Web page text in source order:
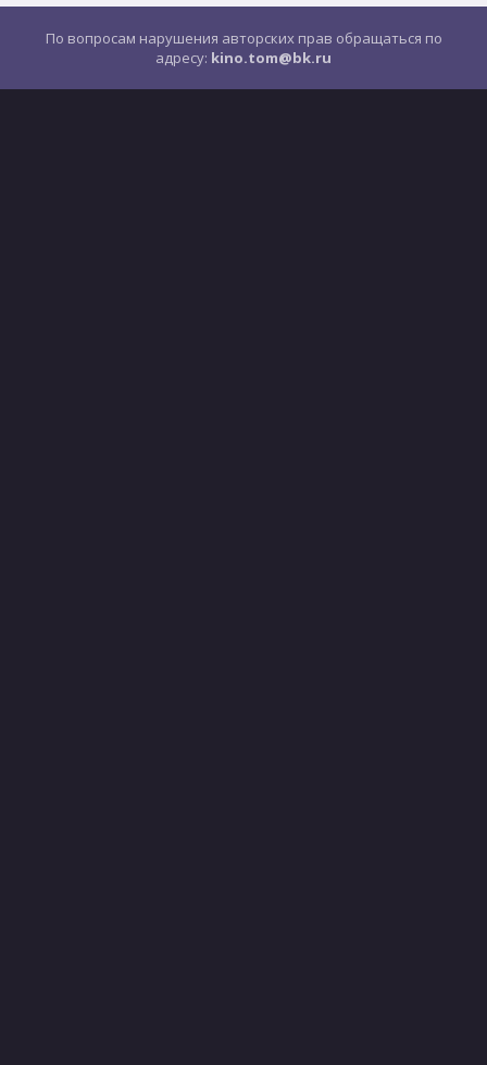
По вопросам нарушения авторских прав обращаться по
адресу: kino.tom@bk.ru